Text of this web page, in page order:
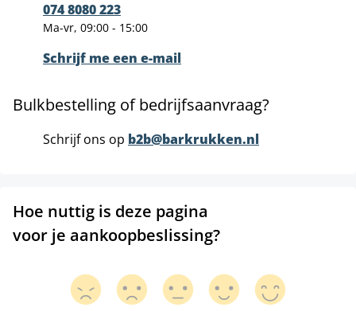
074 8080 223
Ma-vr, 09:00 - 15:00
Schrijf me een e-mail
Bulkbestelling of bedrijfsaanvraag?
Schrijf ons op b2b@barkrukken.nl
Hoe nuttig is deze pagina
voor je aankoopbeslissing?